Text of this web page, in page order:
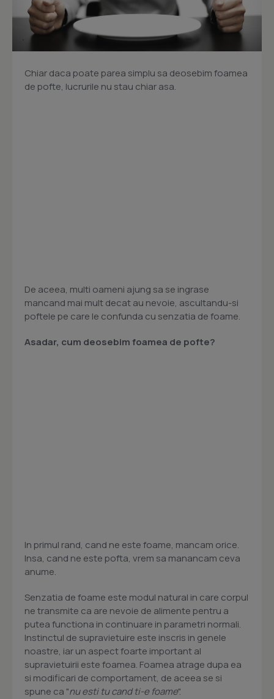
Chiar daca poate parea simplu sa deosebim foamea
de pofte, lucrurile nu stau chiar asa.
De aceea, multi oameni ajung sa se ingrase
mancand mai mult decat au nevoie, ascultandu-si
poftele pe care le confunda cu senzatia de foame.
Asadar, cum deosebim foamea de pofte?
In primul rand, cand ne este foame, mancam orice.
Insa, cand ne este pofta, vrem sa manancam ceva
anume.
Senzatia de foame este modul natural in care corpul
ne transmite ca are nevoie de alimente pentru a
putea functiona in continuare in parametri normali.
Instinctul de supravietuire este inscris in genele
noastre, iar un aspect foarte important al
supravietuirii este foamea. Foamea atrage dupa ea
si modificari de comportament, de aceea se si
spune ca "nu esti tu cand ti-e foame".